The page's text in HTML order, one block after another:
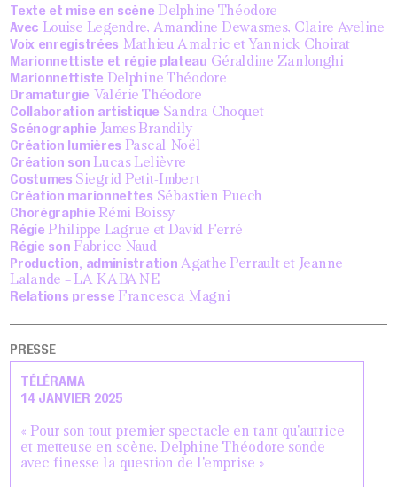
Texte et mise en scène Delphine Théodore
Avec Louise Legendre, Amandine Dewasmes, Claire Aveline
Voix enregistrées Mathieu Amalric et Yannick Choirat
Marionnettiste et régie plateau Géraldine Zanlonghi
Marionnettiste Delphine Théodore
Dramaturgie Valérie Théodore
Collaboration artistique Sandra Choquet
Scénographie James Brandily
Création lumières Pascal Noël
Création son Lucas Lelièvre
Costumes Siegrid Petit-Imbert
Création marionnettes Sébastien Puech
Chorégraphie Rémi Boissy
Régie Philippe Lagrue et David Ferré
Régie son Fabrice Naud
Production, administration Agathe Perrault et Jeanne
Lalande – LA KABANE
Relations presse Francesca Magni
PRESSE
TÉLÉRAMA
14 JANVIER 2025
« Pour son tout premier spectacle en tant qu'autrice
et metteuse en scène, Delphine Théodore sonde
avec finesse la question de l'emprise »